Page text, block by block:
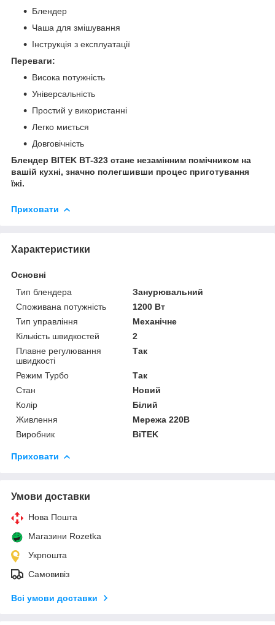
Блендер
Чаша для змішування
Інструкція з експлуатації
Переваги:
Висока потужність
Універсальність
Простий у використанні
Легко миється
Довговічність
Блендер BITEK BT-323 стане незамінним помічником на
вашій кухні, значно полегшивши процес приготування
їжі.
Приховати
Характеристики
Основні
Тип блендера
Занурювальний
Споживана потужність
1200 Вт
Тип управління
Механічне
Кількість швидкостей
2
Плавне регулювання
швидкості
Так
Режим Турбо
Так
Стан
Новий
Колір
Білий
Живлення
Мережа 220В
Виробник
BiTEK
Приховати
Умови доставки
Нова Пошта
Магазини Rozetka
Укрпошта
Самовивіз
Всі умови доставки